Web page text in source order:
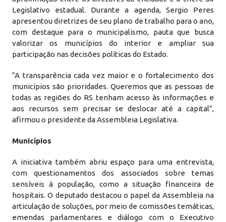
Legislativo estadual. Durante a agenda, Sergio Peres
apresentou diretrizes de seu plano de trabalho para o ano,
com destaque para o municipalismo, pauta que busca
valorizar os municípios do interior e ampliar sua
participação nas decisões políticas do Estado.
“A transparência cada vez maior e o fortalecimento dos
municípios são prioridades. Queremos que as pessoas de
todas as regiões do RS tenham acesso às informações e
aos recursos sem precisar se deslocar até a capital”,
afirmou o presidente da Assembleia Legislativa.
Municípios
A iniciativa também abriu espaço para uma entrevista,
com questionamentos dos associados sobre temas
sensíveis à população, como a situação financeira de
hospitais. O deputado destacou o papel da Assembleia na
articulação de soluções, por meio de comissões temáticas,
emendas parlamentares e diálogo com o Executivo